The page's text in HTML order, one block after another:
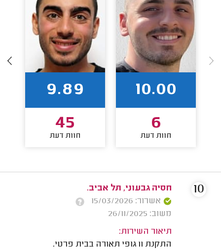
10.00
6
חוות דעת
9.89
45
חוות דעת
חסיה גבעוני, תל אביב.
אשרור: 15/03/2026
משוב: 26/11/2025
תיאור השירות:
התקנת 11 גופי תאורה בבית פרטי.
10